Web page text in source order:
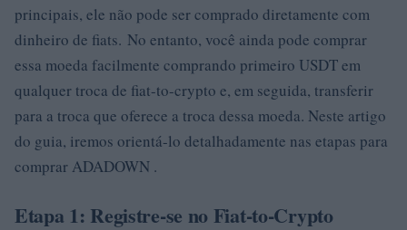
principais, ele não pode ser comprado diretamente com
dinheiro de fiats. No entanto, você ainda pode comprar
essa moeda facilmente comprando primeiro USDT em
qualquer troca de fiat-to-crypto e, em seguida, transferir
para a troca que oferece a troca dessa moeda. Neste artigo
do guia, iremos orientá-lo detalhadamente nas etapas para
comprar ADADOWN .
Etapa 1: Registre-se no Fiat-to-Crypto